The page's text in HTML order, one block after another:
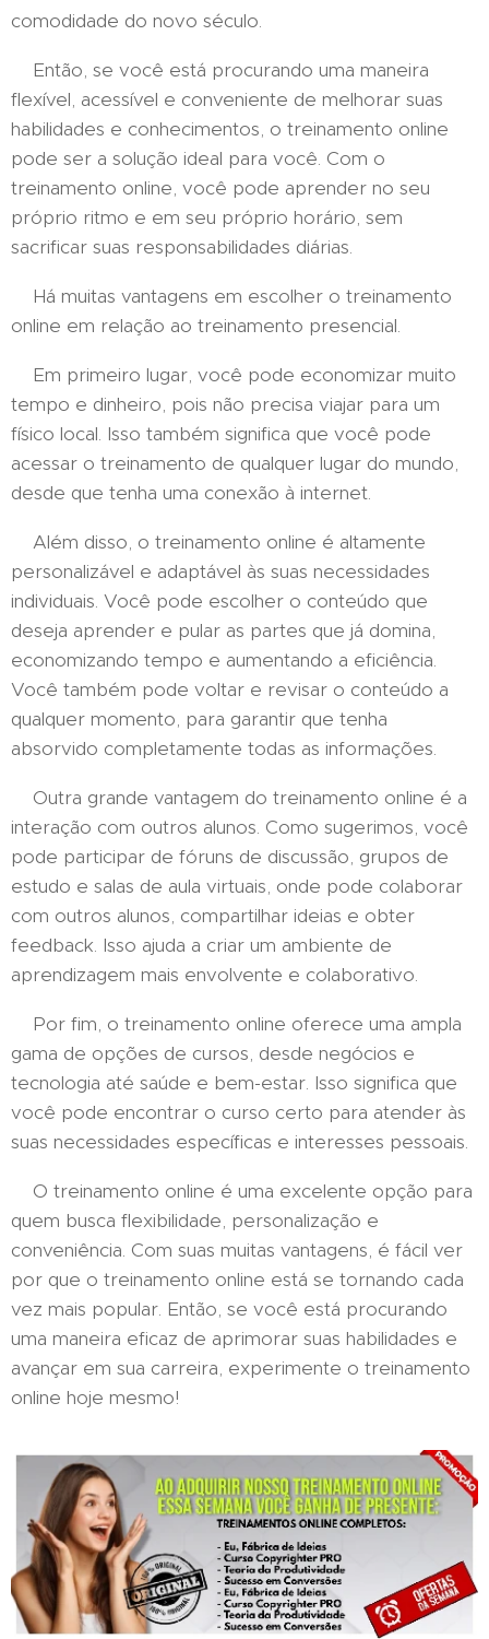
comodidade do novo século.
Então, se você está procurando uma maneira
flexível, acessível e conveniente de melhorar suas
habilidades e conhecimentos, o treinamento online
pode ser a solução ideal para você. Com o
treinamento online, você pode aprender no seu
próprio ritmo e em seu próprio horário, sem
sacrificar suas responsabilidades diárias.
Há muitas vantagens em escolher o treinamento
online em relação ao treinamento presencial.
Em primeiro lugar, você pode economizar muito
tempo e dinheiro, pois não precisa viajar para um
físico local. Isso também significa que você pode
acessar o treinamento de qualquer lugar do mundo,
desde que tenha uma conexão à internet.
Além disso, o treinamento online é altamente
personalizável e adaptável às suas necessidades
individuais. Você pode escolher o conteúdo que
deseja aprender e pular as partes que já domina,
economizando tempo e aumentando a eficiência.
Você também pode voltar e revisar o conteúdo a
qualquer momento, para garantir que tenha
absorvido completamente todas as informações.
Outra grande vantagem do treinamento online é a
interação com outros alunos. Como sugerimos, você
pode participar de fóruns de discussão, grupos de
estudo e salas de aula virtuais, onde pode colaborar
com outros alunos, compartilhar ideias e obter
feedback. Isso ajuda a criar um ambiente de
aprendizagem mais envolvente e colaborativo.
Por fim, o treinamento online oferece uma ampla
gama de opções de cursos, desde negócios e
tecnologia até saúde e bem-estar. Isso significa que
você pode encontrar o curso certo para atender às
suas necessidades específicas e interesses pessoais.
O treinamento online é uma excelente opção para
quem busca flexibilidade, personalização e
conveniência. Com suas muitas vantagens, é fácil ver
por que o treinamento online está se tornando cada
vez mais popular. Então, se você está procurando
uma maneira eficaz de aprimorar suas habilidades e
avançar em sua carreira, experimente o treinamento
online hoje mesmo!